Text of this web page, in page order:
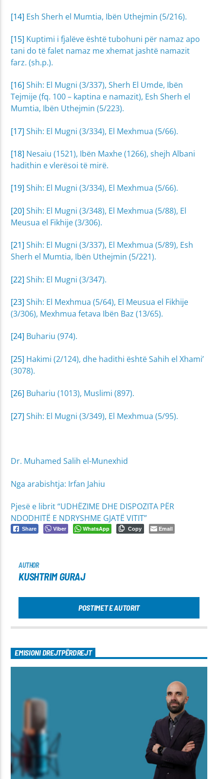
[14] Esh Sherh el Mumtia, Ibën Uthejmin (5/216).
[15] Kuptimi i fjalëve është tubohuni për namaz apo
tani do të falet namaz me xhemat jashtë namazit
farz. (sh.p.).
[16] Shih: El Mugni (3/337), Sherh El Umde, Ibën
Tejmije (fq. 100 – kaptina e namazit), Esh Sherh el
Mumtia, Ibën Uthejmin (5/223).
[17] Shih: El Mugni (3/334), El Mexhmua (5/66).
[18] Nesaiu (1521), Ibën Maxhe (1266), shejh Albani
hadithin e vlerësoi të mirë.
[19] Shih: El Mugni (3/334), El Mexhmua (5/66).
[20] Shih: El Mugni (3/348), El Mexhmua (5/88), El
Meusua el Fikhije (3/306).
[21] Shih: El Mugni (3/337), El Mexhmua (5/89), Esh
Sherh el Mumtia, Ibën Uthejmin (5/221).
[22] Shih: El Mugni (3/347).
[23] Shih: El Mexhmua (5/64), El Meusua el Fikhije
(3/306), Mexhmua fetava Ibën Baz (13/65).
[24] Buhariu (974).
[25] Hakimi (2/124), dhe hadithi është Sahih el Xhami’
(3078).
[26] Buhariu (1013), Muslimi (897).
[27] Shih: El Mugni (3/349), El Mexhmua (5/95).
Dr. Muhamed Salih el-Munexhid
Nga arabishtja: Irfan Jahiu
Pjesë e librit “UDHËZIME DHE DISPOZITA PËR
NDODHITË E NDRYSHME GJATË VITIT”
Share Viber WhatsApp Copy Email
AUTHOR
KUSHTRIM GURAJ
POSTIMET E AUTORIT
EMISIONI DREJTPËRDREJT